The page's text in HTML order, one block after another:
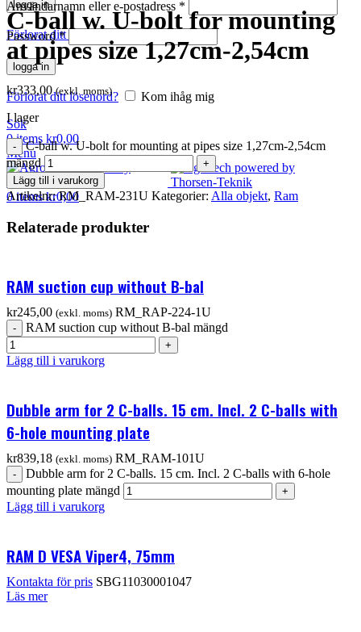
logga in
Förlorat ditt lösenord?
Användarnamn eller e-postadress *
Password*
logga in
Förlorat ditt lösenord?
Kom ihåg mig
Sök
0items kr0,00
Menu
0items kr0,00
C-ball w. U-bolt for mounting
at pipes size 1,27cm-2,54cm
kr333,00 (exkl. moms)
I lager
C-ball w. U-bolt for mounting at pipes size 1,27cm-2,54cm
mängd
Lägg till i varukorg
Artikelnr:RM_RAM-231U Kategorier: Alla objekt, Ram
Relaterade produkter
RAM suction cup without B-bal
kr245,00 (exkl. moms) RM_RAP-224-1U
RAM suction cup without B-bal mängd
Lägg till i varukorg
Dubble arm for 2 C-balls. 15 cm. Incl. 2 C-balls with
6-hole mounting plate
kr839,18 (exkl. moms) RM_RAM-101U
Dubble arm for 2 C-balls. 15 cm. Incl. 2 C-balls with 6-hole
mounting plate mängd
Lägg till i varukorg
RAM D VESA Viper4, 75mm
Kontakta för pris SBG11030001047
Läs mer